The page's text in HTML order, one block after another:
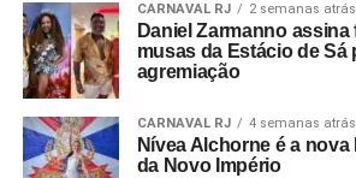
CARNAVAL RJ 2 semanas atrás
Daniel Zarmanno
musas da Estácio de Sá
agremiação
CARNAVAL RJ 4 semanas atrás
Nívea Alchorne é a
da Novo Império